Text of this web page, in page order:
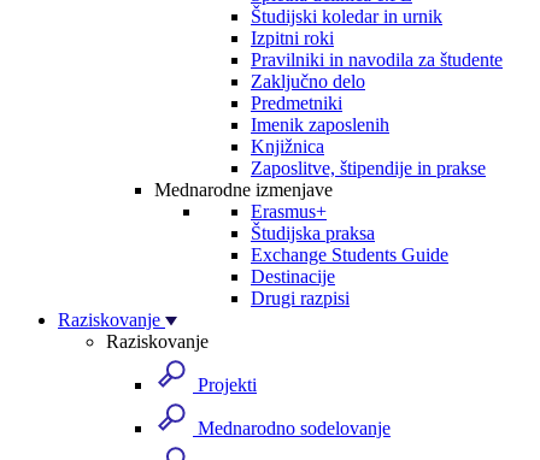
Študijski koledar in urnik
Izpitni roki
Pravilniki in navodila za študente
Zaključno delo
Predmetniki
Imenik zaposlenih
Knjižnica
Zaposlitve, štipendije in prakse
Mednarodne izmenjave
Erasmus+
Študijska praksa
Exchange Students Guide
Destinacije
Drugi razpisi
Raziskovanje
Raziskovanje
Projekti
Mednarodno sodelovanje